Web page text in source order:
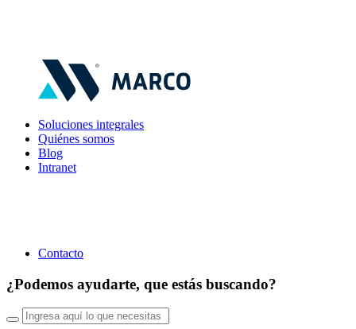
Soluciones integrales
Quiénes somos
Blog
Intranet
Contacto
¿Podemos ayudarte, que estás buscando?